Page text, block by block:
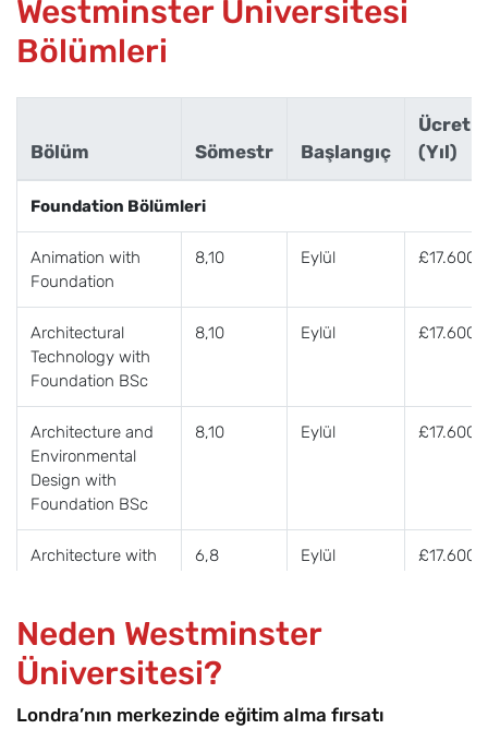
Westminster Üniversitesi
Bölümleri
Bölüm Sömestr Başlangıç
Ücret
(Yıl)
Foundation Bölümleri
Animation with
Foundation
8,10 Eylül £17.600
Architectural
Technology with
Foundation BSc
8,10 Eylül £17.600
Architecture and
Environmental
Design with
Foundation BSc
8,10 Eylül £17.600
Architecture with
6,8 Eylül £17.600
Biochemistry with
Foundation BSc
8,10 Eylül
Biological
8,10 Eylül
Neden Westminster
Üniversitesi?
Londra’nın merkezinde eğitim alma fırsatı